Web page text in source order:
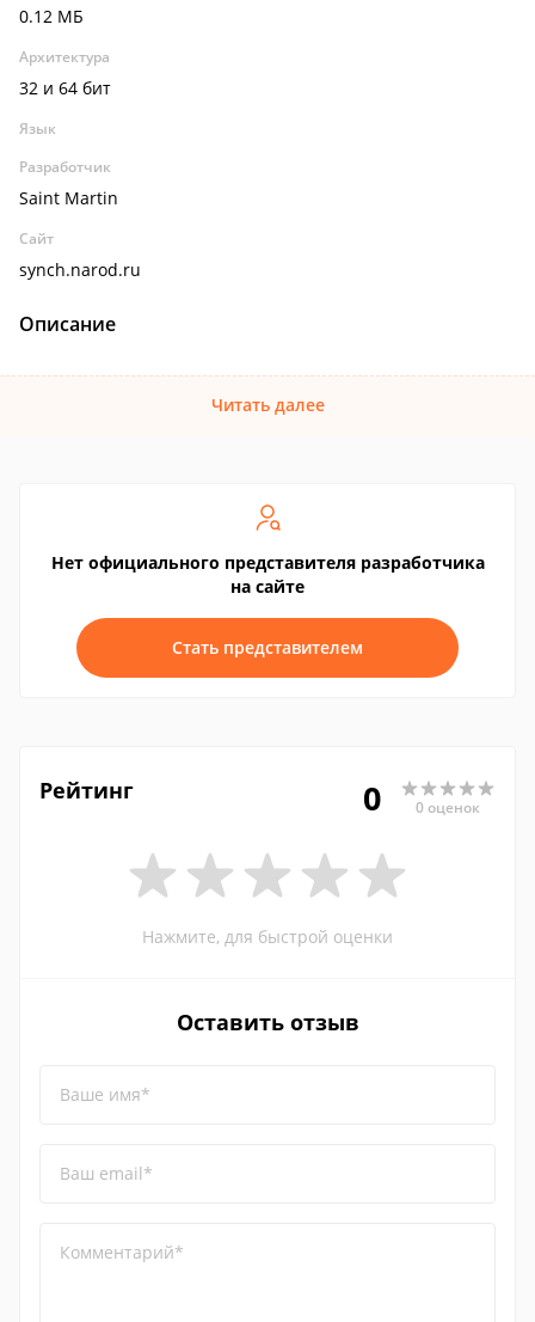
0.12 МБ
Архитектура
32 и 64 бит
Язык
Разработчик
Saint Martin
Сайт
synch.narod.ru
Описание
Читать далее
Нет официального представителя разработчика
на сайте
Стать представителем
Рейтинг 0 0 оценок
Нажмите, для быстрой оценки
Оставить отзыв
Ваше имя*
Ваш email*
Комментарий*